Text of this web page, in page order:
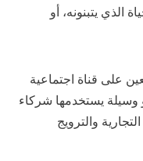
الذي يتبنونه، أو
على قناة اجتماعية
وسيلة يستخدمها شركاء
والترويج